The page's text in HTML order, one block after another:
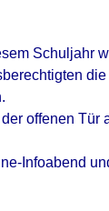
Schuljahr
offenen Tür
Infoabend